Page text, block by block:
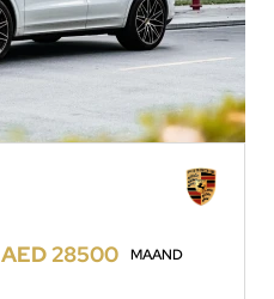
AED 28500 MAAND